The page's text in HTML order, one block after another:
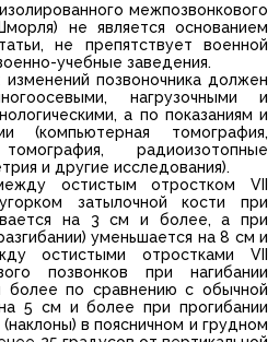
межпозвонкового
не является основанием
не препятствует военной
учебные заведения.
изменений позвоночника должен
нагрузочными и
а по показаниям и
(компьютерная томография,
томография, радиоизотопные
и другие исследования).
остистым отростком VII
затылочной кости при
на 3 см и более, а при
уменьшается на 8 см и
остистыми отростками VII
позвонков при нагибании
более по сравнению с обычной
5 см и более при прогибании
в поясничном и грудном